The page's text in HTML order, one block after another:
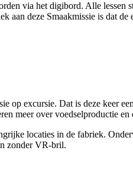
via het digibord. Alle lessen
aan deze Smaakmissie is dat
op excursie. Dat is deze keer
meer over voedselproductie en
locaties in de fabriek.
zonder VR-bril.